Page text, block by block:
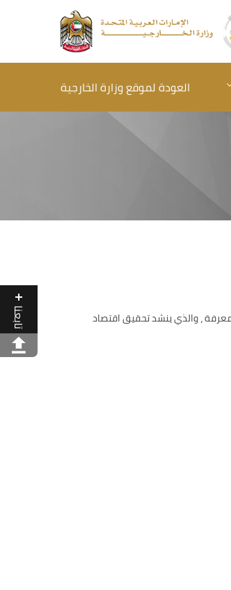
تابعنا
العودة لموقع وزارة الخارجية
لرؤية الإمارات 2021 التي تندرج تحت عنوان متحدون في المعرفة ، والذي ينشد تحقيق اقتصاد